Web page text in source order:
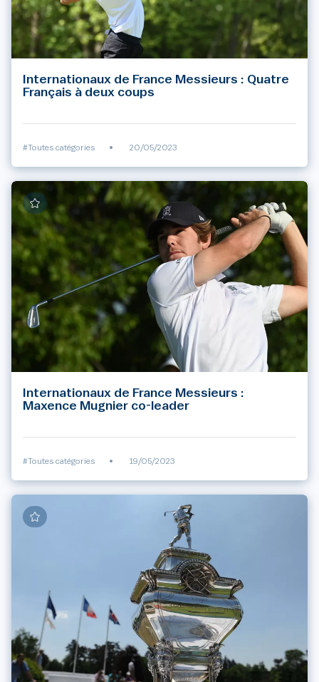
Internationaux de France Messieurs : Quatre
Français à deux coups
#Toutes catégories • 20/05/2023
Internationaux de France Messieurs :
Maxence Mugnier co-leader
#Toutes catégories • 19/05/2023